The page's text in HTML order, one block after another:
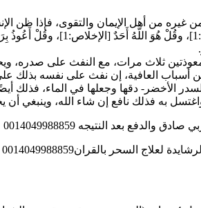
أن يكرر قُلْ هُوَ اللَّهُ أَحَدٌ [الإخلاص:1] والمعوذتين
أسباب العافية، إن نفث على نفسه
الأخضر- دقها وجعلها في الماء، فذلك
به فذلك نافع إن شاء الله، وينبغي أن
بعد النتيجه 0014049988859
السحر بالقران0014049988859